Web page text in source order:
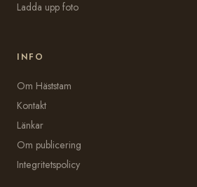
Ladda upp foto
INFO
Om Häststam
Kontakt
Länkar
Om publicering
Integritetspolicy